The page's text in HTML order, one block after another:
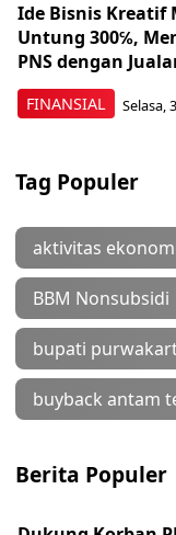
FINANSIAL
Ide Bisnis Kreatif
Untung 300℅,
PNS dengan
Selasa,
Tag Populer
aktivitas
BBM Nonsubsidi
bupati
buyback antam
Berita Populer